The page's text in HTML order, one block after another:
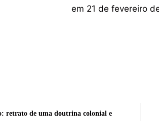
em 21 de fevereiro
retrato de uma doutrina colonial e